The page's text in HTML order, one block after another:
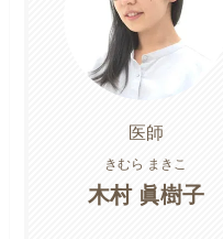
医師
きむら まきこ
木村 眞樹子